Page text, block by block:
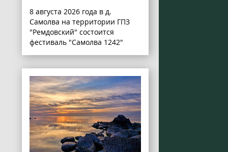
8 августа 2026 года в д.
Самолва на территории ГПЗ
"Ремдовский" состоится
фестиваль "Самолва 1242"